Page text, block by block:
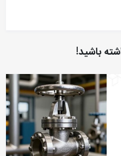
باشید!